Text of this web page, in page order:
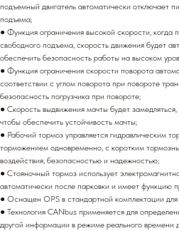
подъемный двигатель автоматически отключает
подъема;
● Функция ограничения высокой скорости, когда
свободного подъема, скорость движения будет
обеспечить безопасность работы на высоком
● Функция ограничения скорости поворота
соответствии с углом поворота при повороте
безопасность погрузчика при повороте;
● Скорость выдвижения мачты будет
чтобы обеспечить устойчивость мачты;
● Рабочий тормоз управляется гидравлическим
торможением одновременно, с коротким
воздействия, безопасностью и надежностью;
● Стояночный тормоз использует
автоматически после парковки и имеет функцию
● Оснащен OPS в стандартной комплектации
● Технология CANbus применяется для
другой информации в режиме реального времени